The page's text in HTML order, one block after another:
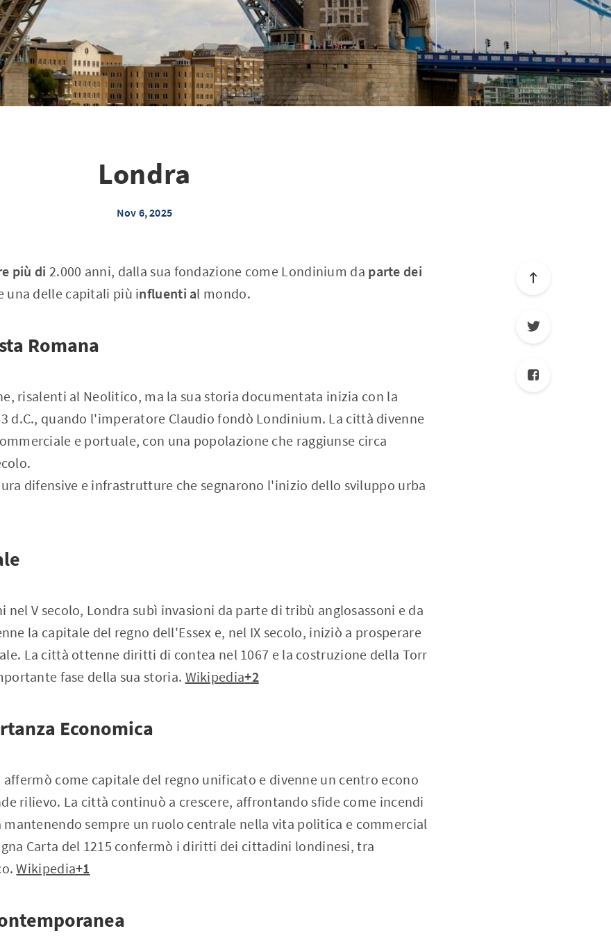
Londra
Nov 6, 2025
più di 2.000 anni, dalla sua fondazione come Londinium da parte dei
una delle capitali più influenti al mondo.
Romana
risalenti al Neolitico, ma la sua storia documentata inizia con la
d.C., quando l'imperatore Claudio fondò Londinium. La città divenne
e portuale, con una popolazione che raggiunse circa
difensive e infrastrutture che segnarono l'inizio dello sviluppo urba
nel V secolo, Londra subì invasioni da parte di tribù anglosassoni e da
la capitale del regno dell'Essex e, nel IX secolo, iniziò a prosperare
La città ottenne diritti di contea nel 1067 e la costruzione della Torr
fase della sua storia. Wikipedia+2
Economica
affermò come capitale del regno unificato e divenne un centro econo
rilievo. La città continuò a crescere, affrontando sfide come incendi
mantenendo sempre un ruolo centrale nella vita politica e commercial
Carta del 1215 confermò i diritti dei cittadini londinesi, tra
Wikipedia+1